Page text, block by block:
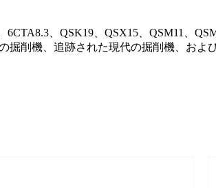
、QSK19、QSX15、QSM11、
削機、追跡された現代の掘削機、およ